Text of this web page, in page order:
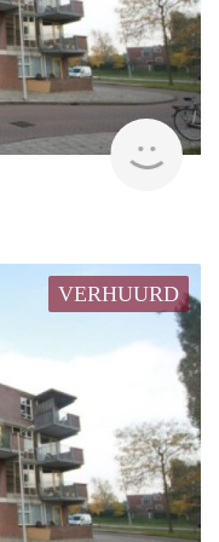
rent
VERHUURD